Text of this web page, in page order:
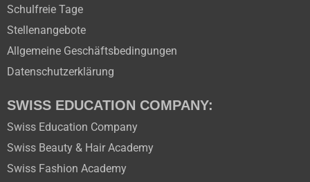
Schulfreie Tage
Stellenangebote
Allgemeine Geschäftsbedingungen
Datenschutzerklärung
SWISS EDUCATION COMPANY:
Swiss Education Company
Swiss Beauty & Hair Academy
Swiss Fashion Academy